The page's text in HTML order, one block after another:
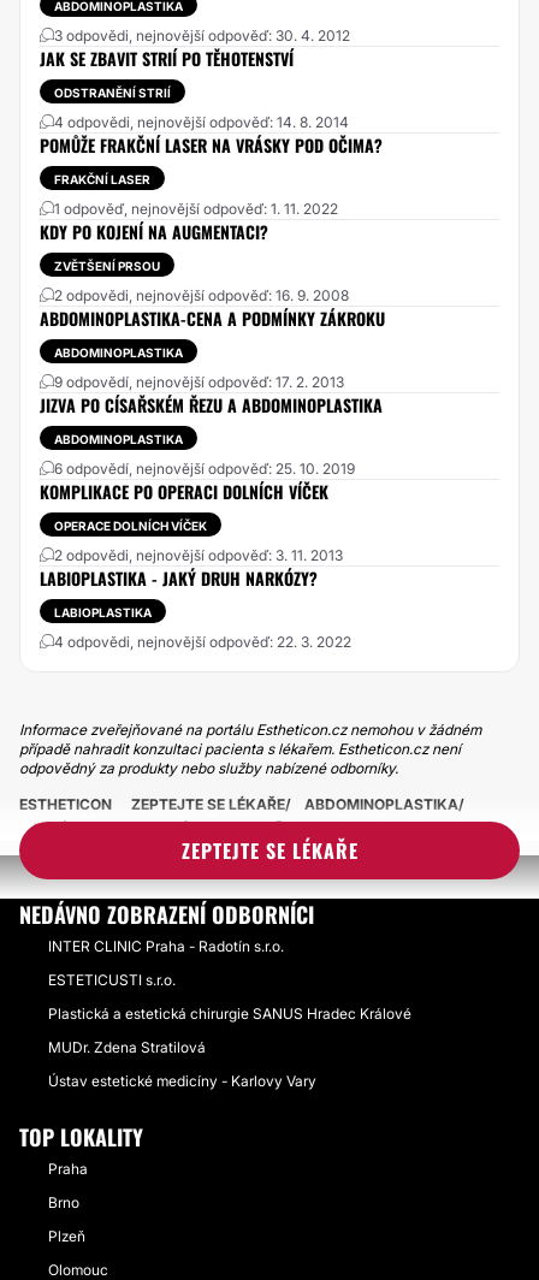
ABDOMINOPLASTIKA
3 odpovědi, nejnovější odpověď: 30. 4. 2012
JAK SE ZBAVIT STRIÍ PO TĚHOTENSTVÍ
ODSTRANĚNÍ STRIÍ
4 odpovědi, nejnovější odpověď: 14. 8. 2014
POMŮŽE FRAKČNÍ LASER NA VRÁSKY POD OČIMA?
FRAKČNÍ LASER
1 odpověď, nejnovější odpověď: 1. 11. 2022
KDY PO KOJENÍ NA AUGMENTACI?
ZVĚTŠENÍ PRSOU
2 odpovědi, nejnovější odpověď: 16. 9. 2008
ABDOMINOPLASTIKA-CENA A PODMÍNKY ZÁKROKU
ABDOMINOPLASTIKA
9 odpovědí, nejnovější odpověď: 17. 2. 2013
JIZVA PO CÍSAŘSKÉM ŘEZU A ABDOMINOPLASTIKA
ABDOMINOPLASTIKA
6 odpovědí, nejnovější odpověď: 25. 10. 2019
KOMPLIKACE PO OPERACI DOLNÍCH VÍČEK
OPERACE DOLNÍCH VÍČEK
2 odpovědi, nejnovější odpověď: 3. 11. 2013
LABIOPLASTIKA - JAKÝ DRUH NARKÓZY?
LABIOPLASTIKA
4 odpovědi, nejnovější odpověď: 22. 3. 2022
Informace zveřejňované na portálu Estheticon.cz nemohou v žádném
případě nahradit konzultaci pacienta s lékařem. Estheticon.cz není
odpovědný za produkty nebo služby nabízené odborníky.
ZEPTEJTE SE LÉKAŘE
ESTHETICON ZEPTEJTE SE LÉKAŘE
ABDOMINOPLASTIKA
JAKÝ TYP PLASTICKÉ OPERACE BŘICHA ZVOLIT?
NEDÁVNO ZOBRAZENÍ ODBORNÍCI
INTER CLINIC Praha - Radotín s.r.o.
ESTETICUSTI s.r.o.
Plastická a estetická chirurgie SANUS Hradec Králové
MUDr. Zdena Stratilová
Ústav estetické medicíny - Karlovy Vary
TOP LOKALITY
Praha
Brno
Plzeň
Olomouc